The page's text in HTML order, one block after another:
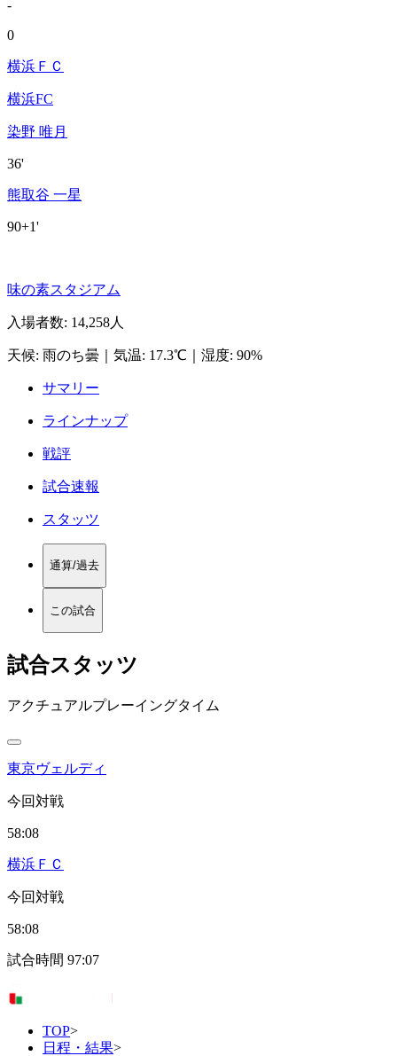
-
0
横浜ＦＣ
横浜FC
染野 唯月
36'
熊取谷 一星
90+1'
味の素スタジアム
入場者数: 14,258人
天候: 雨のち曇 気温: 17.3℃ 湿度: 90%
サマリー
ラインナップ
戦評
試合速報
スタッツ
通算/過去
この試合
試合スタッツ
アクチュアルプレーイングタイム
東京ヴェルディ
今回対戦
58:08
横浜ＦＣ
今回対戦
58:08
試合時間 97:07
TOP>
日程・結果>